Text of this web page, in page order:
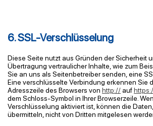
6. SSL-Verschlüsselung
Diese Seite nutzt aus Gründen der Sicherheit
Übertragung vertraulicher Inhalte, wie zum
Sie an uns als Seitenbetreiber senden, eine
Eine verschlüsselte Verbindung erkennen Sie
Adresszeile des Browsers von http:// auf
dem Schloss-Symbol in Ihrer Browserzeile.
Verschlüsselung aktiviert ist, können die
übermitteln, nicht von Dritten mitgelesen